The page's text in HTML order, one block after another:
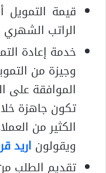
الراتب الشهري
خدمة إعادة
وجيزة من
الموافقة على
تكون جاهزة
الكثير من
ويقولون اريد
تقديم الطلب